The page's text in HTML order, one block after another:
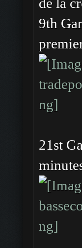
9th
21st